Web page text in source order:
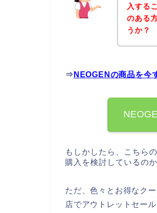
入する
のある
うか？
⇒ NEOGENの商品を今
もしかしたら、こちら
購入を検討しているの
ただ、色々とお得なク
店でアウトレットセー